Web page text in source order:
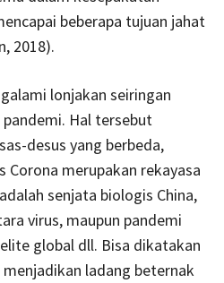
beberapa tujuan jahat
2018).
lonjakan seiringan
Hal tersebut
desus yang berbeda,
Corona merupakan rekayasa
senjata biologis China,
virus, maupun pandemi
global dll. Bisa dikatakan
ladang beternak